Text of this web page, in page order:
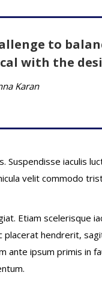
to
with the
Karan
iaculis
velit commodo
Etiam scelerisque
placerat hendrerit,
ante ipsum primis in